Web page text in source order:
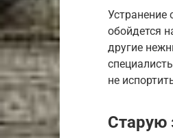
Устранение
обойдется
другие
не
Старую